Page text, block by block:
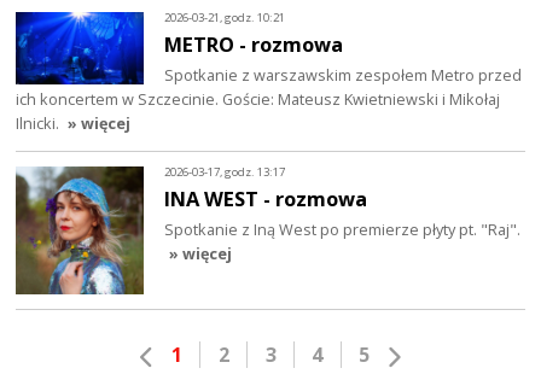
2026-03-21, godz. 10:21
METRO - rozmowa
Spotkanie z warszawskim zespołem Metro przed
ich koncertem w Szczecinie. Goście: Mateusz Kwietniewski i Mikołaj
Ilnicki. » więcej
2026-03-17, godz. 13:17
INA WEST - rozmowa
Spotkanie z Iną West po premierze płyty pt. "Raj".
» więcej
1 2 3 4 5